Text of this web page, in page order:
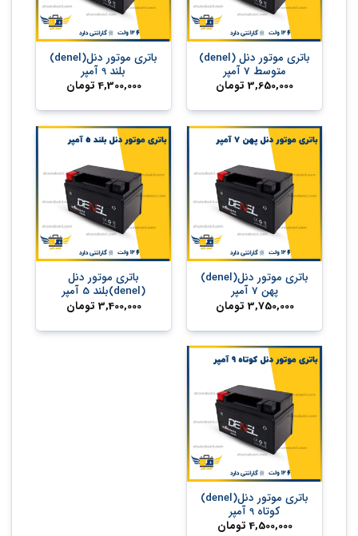
باتری موتور دنل (denel)
متوسط 7 آمپر
3,650,000 تومان
باتری موتور دنل(denel)
بلند 9 آمپر
4,300,000 تومان
باتری موتور دنل(denel)
پهن 7 آمپر
3,750,000 تومان
باتری موتور دنل
(denel)بلند 5 آمپر
3,400,000 تومان
باتری موتور دنل(denel)
کوتاه 9 آمپر
4,500,000 تومان